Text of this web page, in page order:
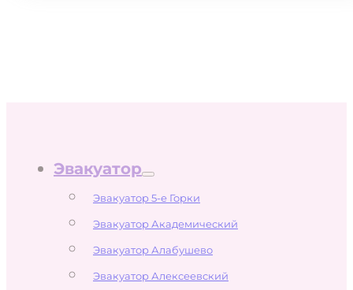
Эвакуатор
Эвакуатор 5-е Горки
Эвакуатор Академический
Эвакуатор Алабушево
Эвакуатор Алексеевский